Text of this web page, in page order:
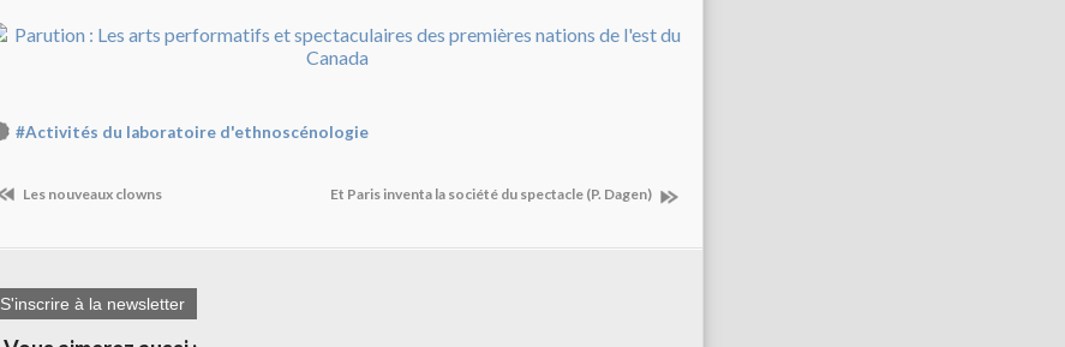
#Activités du laboratoire d'ethnoscénologie
Les nouveaux clowns Et Paris inventa la société du spectacle (P. Dagen)
S'inscrire à la newsletter